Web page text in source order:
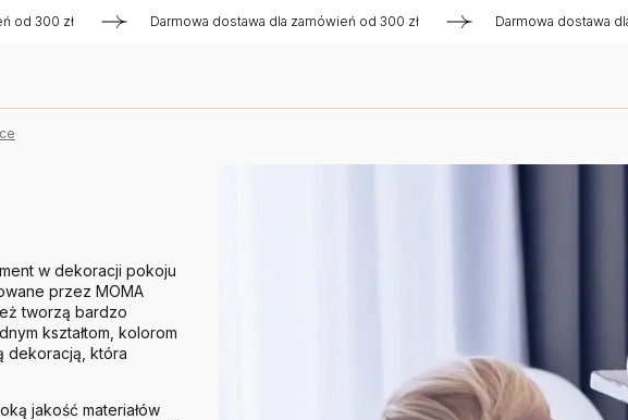
300 zł Darmowa dostawa dla zamówień od 300 zł Darmowa dostawa dla
w dekoracji pokoju
przez MOMA
tworzą bardzo
kształtom, kolorom
dekoracją, która
jakość materiałów